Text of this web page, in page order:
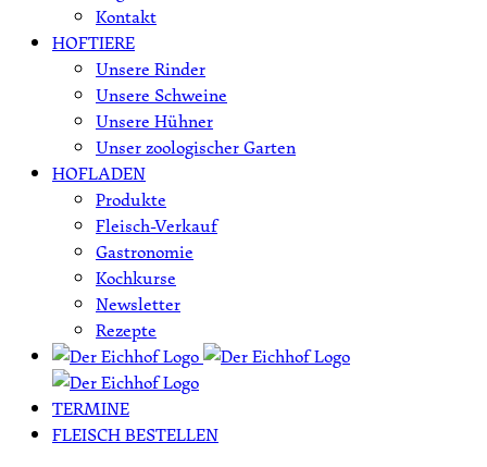
Kontakt
HOFTIERE
Unsere Rinder
Unsere Schweine
Unsere Hühner
Unser zoologischer Garten
HOFLADEN
Produkte
Fleisch-Verkauf
Gastronomie
Kochkurse
Newsletter
Rezepte
TERMINE
FLEISCH BESTELLEN